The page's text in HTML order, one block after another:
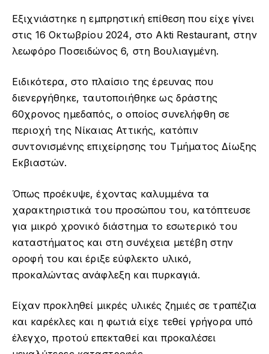
Eξιχνιάστηκε η εμπρηστική επίθεση που είχε γίνει
στις 16 Οκτωβρίου 2024, στο Akti Restaurant, στην
λεωφόρο Ποσειδώνος 6, στη Βουλιαγμένη.
Ειδικότερα, στο πλαίσιο της έρευνας που
διενεργήθηκε, ταυτοποιήθηκε ως δράστης
60χρονος ημεδαπός, ο οποίος συνελήφθη σε
περιοχή της Νίκαιας Αττικής, κατόπιν
συντονισμένης επιχείρησης του Τμήματος Δίωξης
Εκβιαστών.
Όπως προέκυψε, έχοντας καλυμμένα τα
χαρακτηριστικά του προσώπου του, κατόπτευσε
για μικρό χρονικό διάστημα το εσωτερικό του
καταστήματος και στη συνέχεια μετέβη στην
οροφή του και έριξε εύφλεκτο υλικό,
προκαλώντας ανάφλεξη και πυρκαγιά.
Είχαν προκληθεί μικρές υλικές ζημιές σε τραπέζια
και καρέκλες και η φωτιά είχε τεθεί γρήγορα υπό
έλεγχο, προτού επεκταθεί και προκαλέσει